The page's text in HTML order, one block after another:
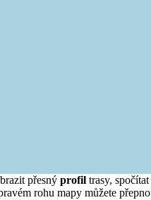
přesný profiltrasy,
rohu mapy můžete